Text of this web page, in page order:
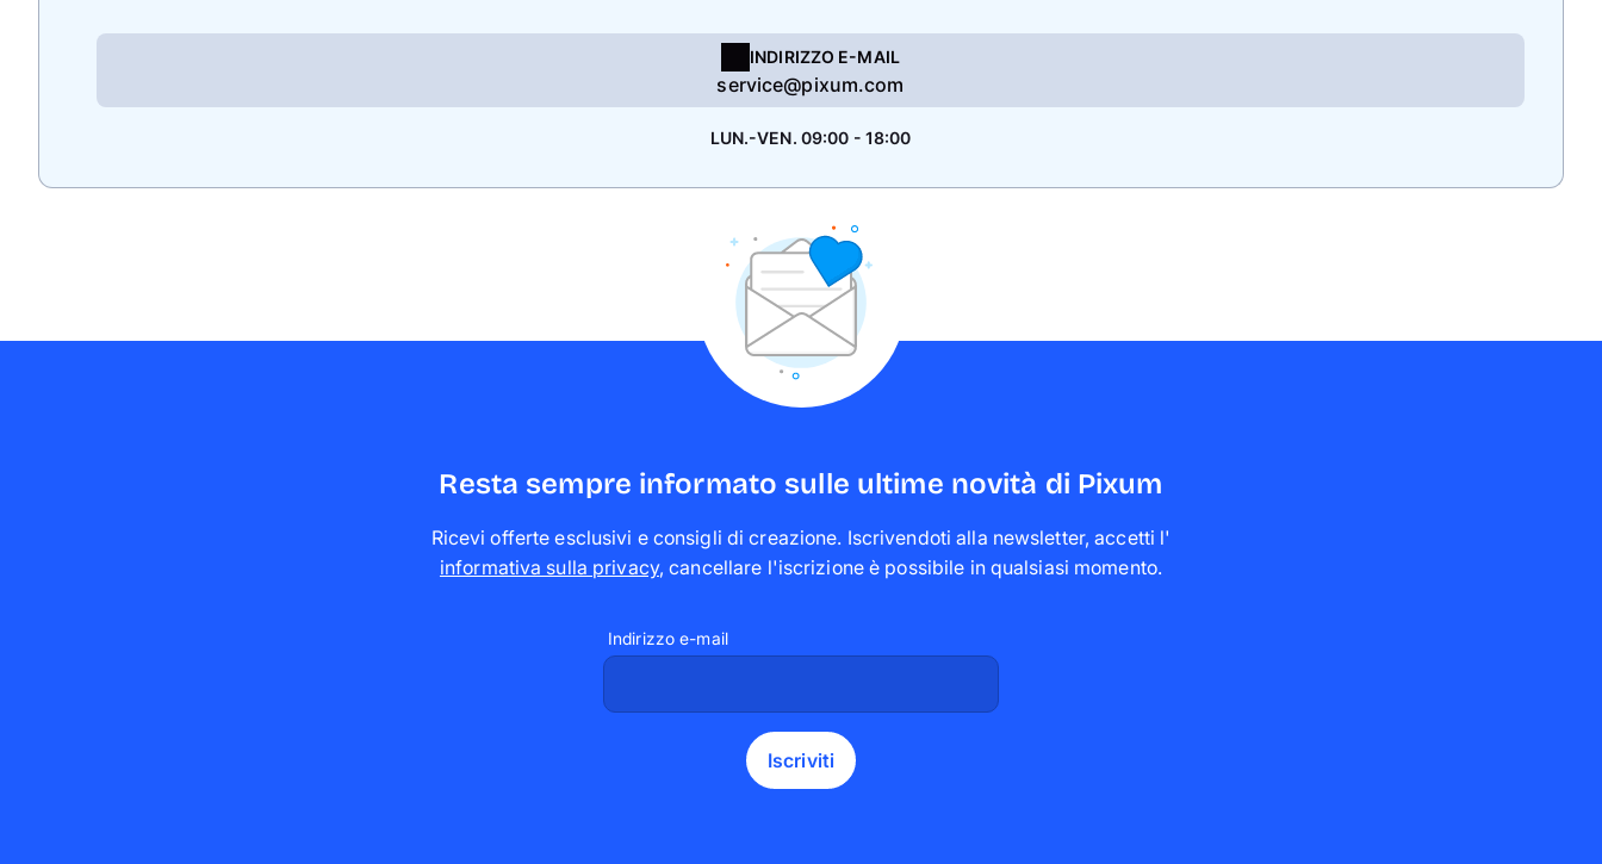
INDIRIZZO E-MAIL
service@pixum.com
LUN.-VEN. 09:00 - 18:00
Resta sempre informato sulle ultime novità di Pixum
Ricevi offerte esclusivi e consigli di creazione. Iscrivendoti alla newsletter, accetti l'
informativa sulla privacy,cancellare l'iscrizione è possibile in qualsiasi momento.
Indirizzo e-mail
Iscriviti